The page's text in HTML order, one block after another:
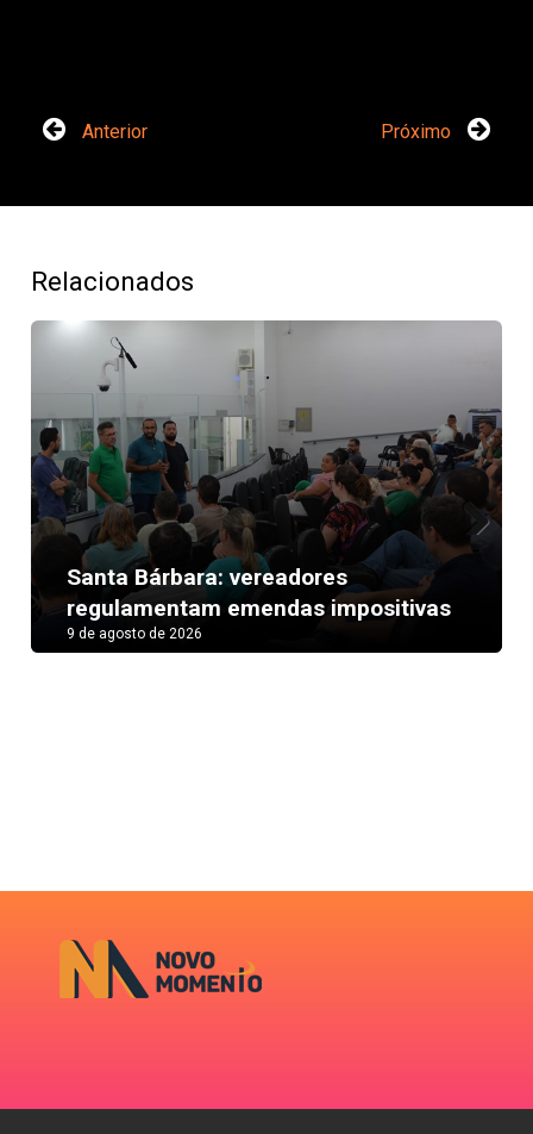
Anterior Próximo
Relacionados
Santa Bárbara: vereadores
regulamentam emendas impositivas
9 de agosto de 2026